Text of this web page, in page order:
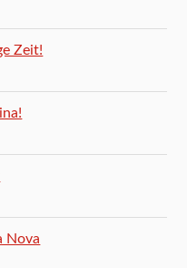
Zeit!
Nova